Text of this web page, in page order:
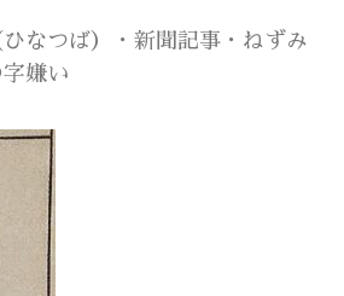
なつば）・新聞記事・ねずみ
嫌い